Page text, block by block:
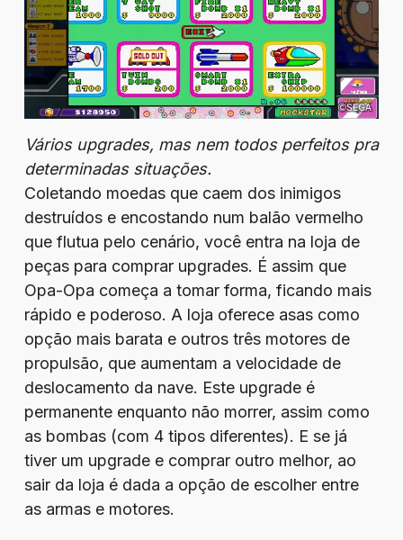
Vários upgrades, mas nem todos perfeitos pra
determinadas situações.
Coletando moedas que caem dos inimigos
destruídos e encostando num balão vermelho
que flutua pelo cenário, você entra na loja de
peças para comprar upgrades. É assim que
Opa-Opa começa a tomar forma, ficando mais
rápido e poderoso. A loja oferece asas como
opção mais barata e outros três motores de
propulsão, que aumentam a velocidade de
deslocamento da nave. Este upgrade é
permanente enquanto não morrer, assim como
as bombas (com 4 tipos diferentes). E se já
tiver um upgrade e comprar outro melhor, ao
sair da loja é dada a opção de escolher entre
as armas e motores.